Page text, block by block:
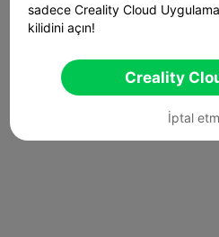
sadece Creality Cloud
kilidini açın!
Creality
İptal